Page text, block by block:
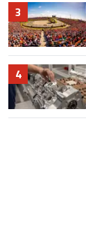
3
4